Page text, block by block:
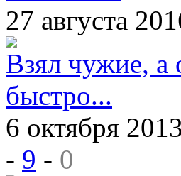
27 августа
Взял чужие, а
быстро...
6 октября
- 9 - 0